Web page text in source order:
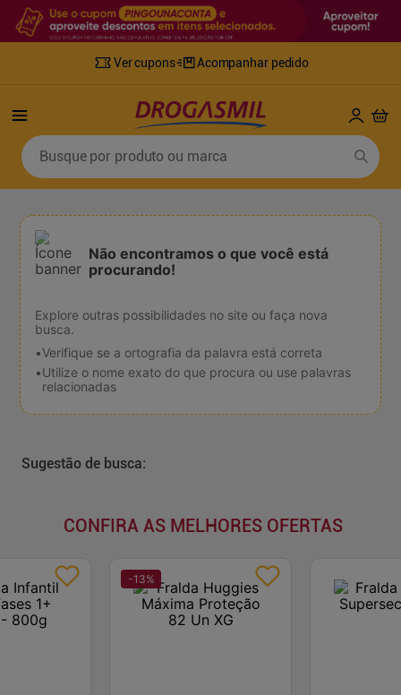
Ver cupons Acompanhar pedido
Busque por produto ou marca
Não encontramos o que você está
procurando!
Explore outras possibilidades no site ou faça nova
busca.
Verifique se a ortografia da palavra está correta
Utilize o nome exato do que procura ou use palavras
relacionadas
Sugestão de busca:
CONFIRA AS MELHORES OFERTAS
-13%
Termos mais buscados
3º
4º
mounjaro
9 º
fralda xg